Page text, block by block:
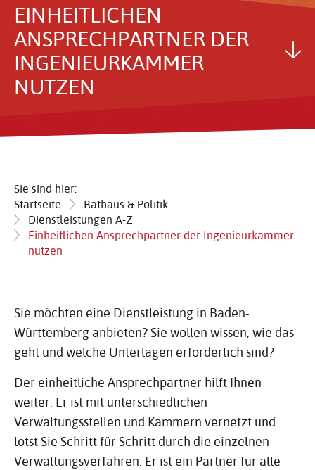
EINHEIT­LI­CHEN
ANSPRECH­PARTNER DER
INGE­NIEUR­KAMMER
NUTZEN
Sie sind hier:
Startseite
Rathaus & Politik
Dienstleistungen A-Z
Einheitlichen Ansprechpartner der Ingenieurkammer
nutzen
Sie möchten eine Dienstleistung in Baden-
Württemberg anbieten? Sie wollen wissen, wie das
geht und welche Unterlagen erforderlich sind?
Der einheitliche Ansprechpartner hilft Ihnen
weiter. Er ist mit unterschiedlichen
Verwaltungsstellen und Kammern vernetzt und
lotst Sie Schritt für Schritt durch die einzelnen
Verwaltungsverfahren. Er ist ein Partner für alle